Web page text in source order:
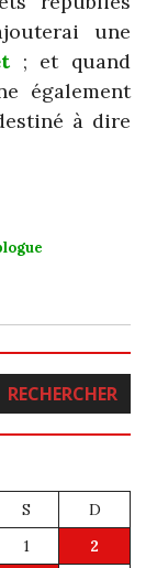
une
; et quand
également
à dire
RECHERCHER
S
D
1
2